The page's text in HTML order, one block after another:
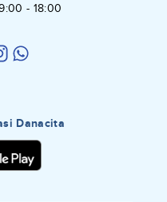
- 18:00
Danacita